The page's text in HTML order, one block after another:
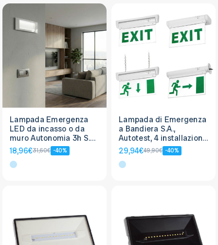
Lampada Emergenza
LED da incasso o da
muro Autonomia 3h S.A.
o S.E.
18,96€31,60€ -40%
Lampada di Emergenza
a Bandiera S.A.,
Autotest, 4 installazioni
in 1
29,94€49,90€ -40%